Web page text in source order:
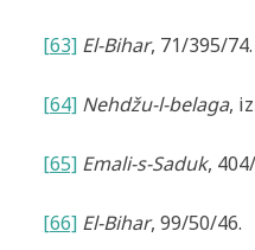
[63] El-Bihar, 71/395/74.
[64] Nehdžu-l-belaga,
[65] Emali-s-Saduk,
[66] El-Bihar, 99/50/46.